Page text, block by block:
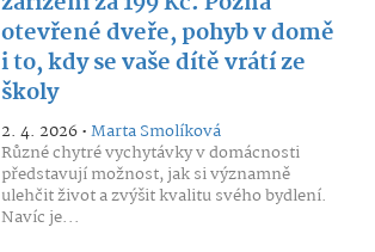
otevřené dveře, pohyb v domě
i to, kdy se vaše dítě vrátí ze
školy
2. 4. 2026 •Marta Smolíková
Různé chytré vychytávky v domácnosti
představují možnost, jak si významně
ulehčit život a zvýšit kvalitu svého bydlení.
Navíc je...